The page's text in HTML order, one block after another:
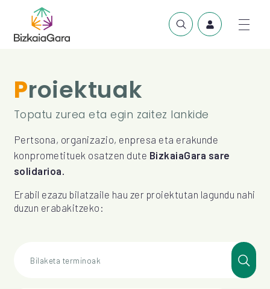
Proiektuak
Topatu zurea eta egin zaitez lankide
Pertsona, organizazio, enpresa eta erakunde
konprometituek osatzen dute BizkaiaGara sare
solidarioa.
Erabil ezazu bilatzaile hau zer proiektutan lagundu nahi
duzun erabakitzeko:
Bilaketa terminoak